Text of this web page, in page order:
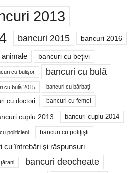
2013
bancuri 2015 bancuri 2016
animale bancuri cu beţivi
cu bulişor bancuri cu bulă
cu bulă 2015 bancuri cu bărbaţi
cu doctori bancuri cu femei
cuplu 2013 bancuri cuplu 2014
politicieni bancuri cu poliţişti
cu întrebări şi răspunsuri
bancuri deocheate